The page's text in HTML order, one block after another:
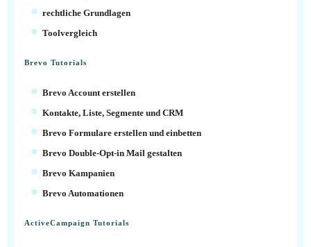
rechtliche Grundlagen
Toolvergleich
Brevo Tutorials
Brevo Account erstellen
Kontakte, Liste, Segmente und CRM
Brevo Formulare erstellen und einbetten
Brevo Double-Opt-in Mail gestalten
Brevo Kampanien
Brevo Automationen
ActiveCampaign Tutorials